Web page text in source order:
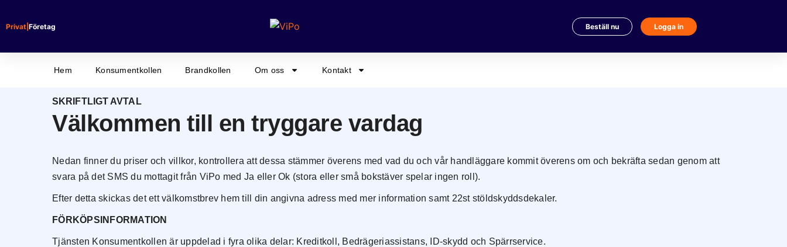
tillPrivat Företag Beställ nu Logga in
Hem Konsumentkollen Brandkollen Om oss Kontakt
SKRIFTLIGT AVTAL
Välkommen till en tryggare vardag
Nedan finner du priser och villkor, kontrollera att dessa stämmer överens med vad du och vår handläggare kommit överens om och bekräfta sedan genom att
svara på det SMS du mottagit från ViPo med Ja eller Ok (stora eller små bokstäver spelar ingen roll).
Efter detta skickas det ett välkomstbrev hem till din angivna adress med mer information samt 22st stöldskyddsdekaler.
FÖRKÖPSINFORMATION
Tjänsten Konsumentkollen är uppdelad i fyra olika delar: Kreditkoll, Bedrägeriassistans, ID-skydd och Spärrservice.